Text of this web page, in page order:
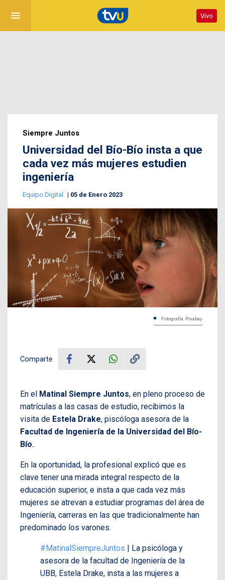
menu Vivo
Siempre Juntos
Universidad del Bío-Bío insta a que
cada vez más mujeres estudien
ingeniería
Equipo Digital 05 de Enero 2023
Fotografía: Pixabay
Comparte
En el Matinal Siempre Juntos, en pleno proceso de
matrículas a las casas de estudio, recibimos la
visita de Estela Drake, piscóloga asesora de la
Facultad de Ingeniería de la Universidad del Bío-
Bío.
En la oportunidad, la profesional explicó que es
clave tener una mirada integral respecto de la
educación superior, e insta a que cada vez más
mujeres se atrevan a estudiar programas del área de
Ingeniería, carreras en las que tradicionalmente han
predominado los varones.
#MatinalSiempreJuntos | La psicóloga y
asesora de la facultad de Ingeniería de la
UBB, Estela Drake, insta a las mujeres a